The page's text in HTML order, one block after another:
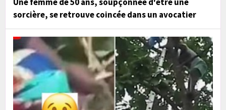
sorcière, se retrouve coincée dans un avocatier